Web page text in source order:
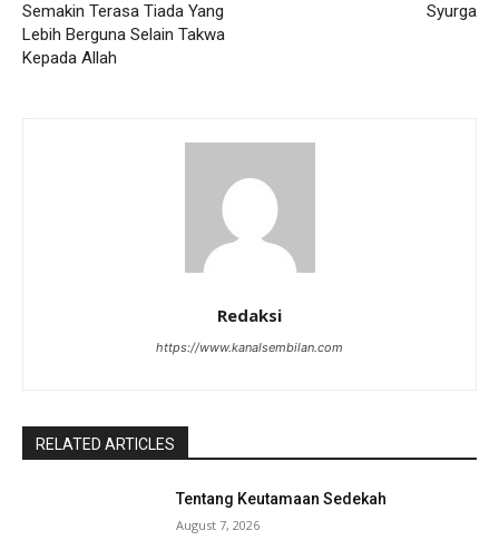
Semakin Terasa Tiada Yang
Lebih Berguna Selain Takwa
Kepada Allah
Syurga
Redaksi
https://www.kanalsembilan.com
RELATED ARTICLES
Tentang Keutamaan Sedekah
August 7, 2026